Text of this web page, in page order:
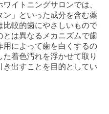
イトニングサロンでは、
ン」といった成分を含む薬
較的歯にやさしいもので
は異なるメカニズムで歯
用によって歯を白くするの
着色汚れを浮かせて取り
き出すことを目的としてい